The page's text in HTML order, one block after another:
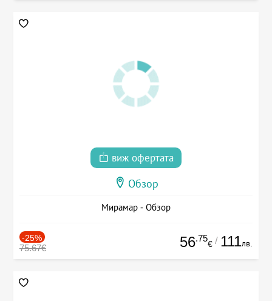
виж офертата
Обзор
Мирамар - Обзор
-25%
75.67€ 56.75
€ / 111лв.